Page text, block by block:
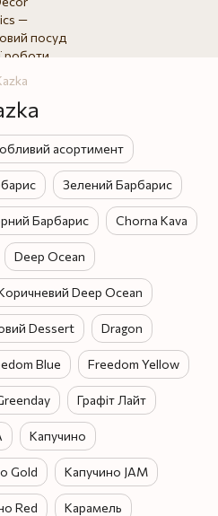
асортимент
Зелений Барбарис
Барбарис Chorna Kava
Deep Ocean
Deep Ocean
Dessert Dragon
Blue Freedom Yellow
Графіт Лайт
Капучино
Gold Капучино JAM
Red Карамель